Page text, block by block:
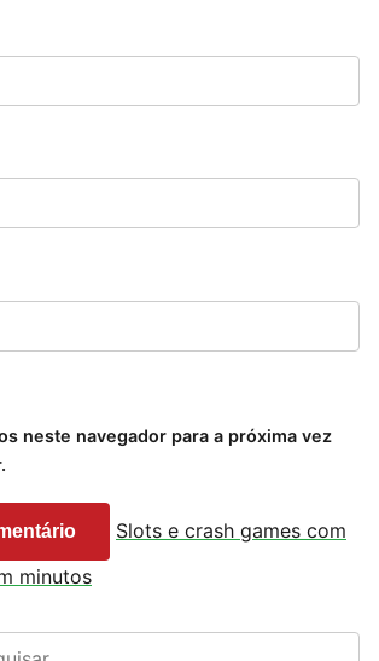
neste navegador para a próxima vez
Slots e crash games com
minutos